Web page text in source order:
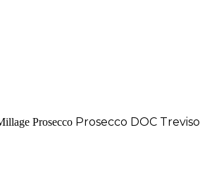
Prosecco DOC Treviso